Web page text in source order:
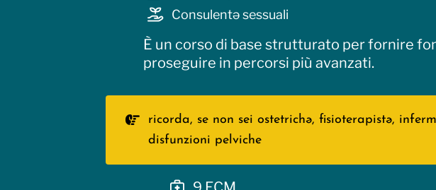
Consulentə sessuali
È un corso di base strutturato per fornire
proseguire in percorsi più avanzati.
ricorda, se non sei ostetrichə, fisioterapistə,
disfunzioni pelviche